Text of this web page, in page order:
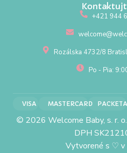
+421 944
Rozálska 4732/8
Po - Pia:
VISA MASTERCARD PACKETA
© 2026 Welcome Baby, s. r.
DPH
Vytvorené s ♡ v